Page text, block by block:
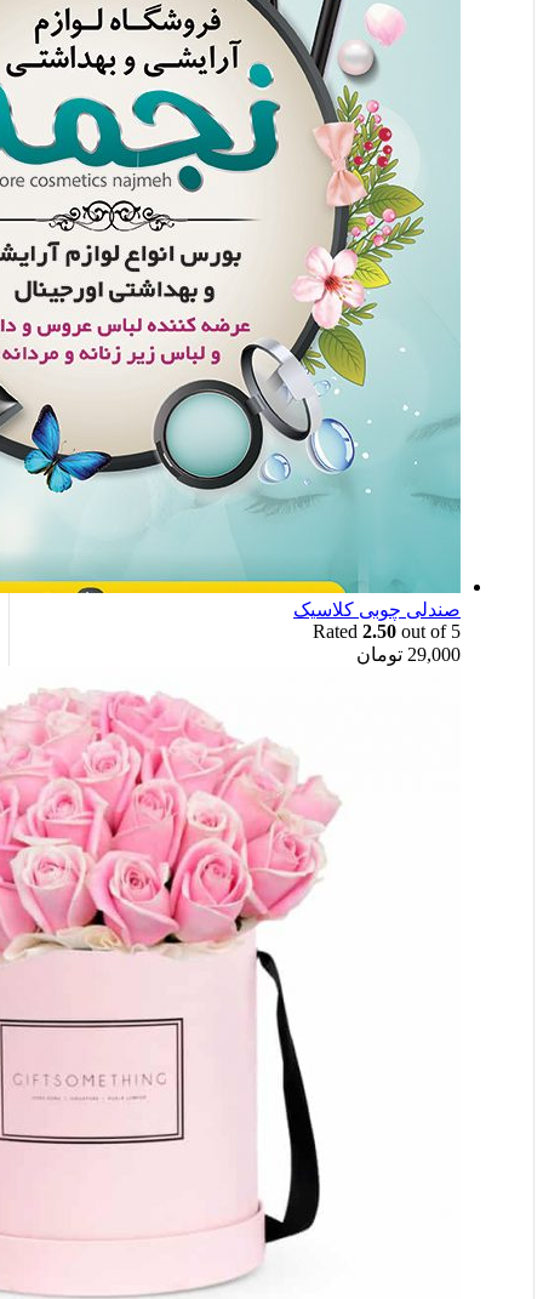
صندلی چوبی کلاسیک
Rated 2.50 out of 5
29,000 تومان